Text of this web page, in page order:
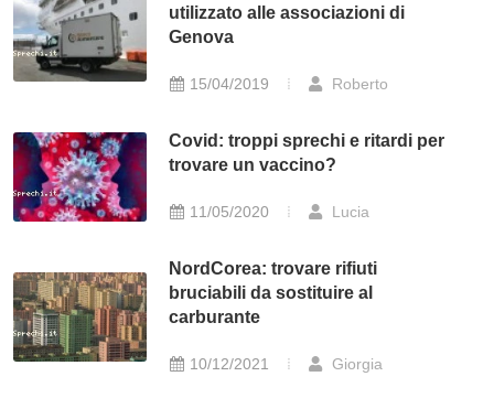
utilizzato alle associazioni di
Genova
15/04/2019 Roberto
Covid: troppi sprechi e ritardi per
trovare un vaccino?
11/05/2020 Lucia
NordCorea: trovare rifiuti
bruciabili da sostituire al
carburante
10/12/2021 Giorgia